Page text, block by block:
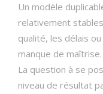
Un modèle
relativement
qualité, les délais
manque de maîtrise.
La question à se
niveau de résultat